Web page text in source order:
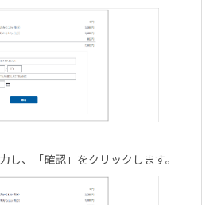
、「確認」をクリックします。